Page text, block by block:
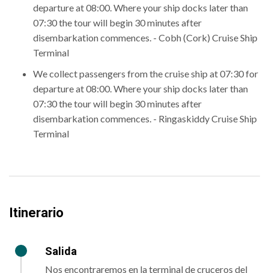
departure at 08:00. Where your ship docks later than
07:30 the tour will begin 30 minutes after
disembarkation commences. - Cobh (Cork) Cruise Ship
Terminal
We collect passengers from the cruise ship at 07:30 for
departure at 08:00. Where your ship docks later than
07:30 the tour will begin 30 minutes after
disembarkation commences. - Ringaskiddy Cruise Ship
Terminal
Itinerario
Salida
Nos encontraremos en la terminal de cruceros del